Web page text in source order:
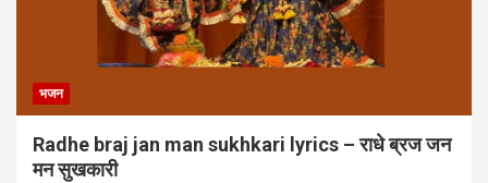
भजन
Radhe braj jan man sukhkari lyrics – राधे ब्रज जन
मन सुखकारी